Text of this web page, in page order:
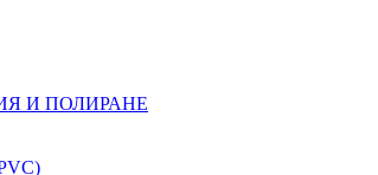
И ПОЛИРАНЕ